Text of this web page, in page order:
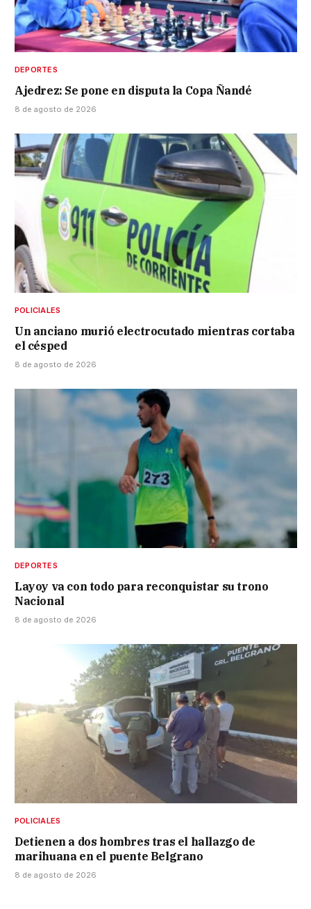
DEPORTES
Ajedrez: Se pone en disputa la Copa Ñandé
8 de agosto de 2026
POLICIALES
Un anciano murió electrocutado mientras cortaba
el césped
8 de agosto de 2026
DEPORTES
Layoy va con todo para reconquistar su trono
Nacional
8 de agosto de 2026
POLICIALES
Detienen a dos hombres tras el hallazgo de
marihuana en el puente Belgrano
8 de agosto de 2026